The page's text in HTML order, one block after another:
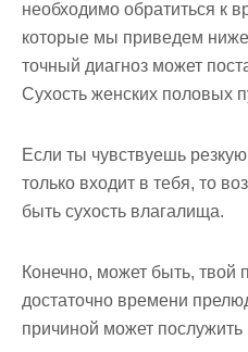
необходимо обратиться к
которые мы приведем
точный диагноз может
Сухость женских половых
Если ты чувствуешь
только входит в тебя, то
быть сухость влагалища.
Конечно, может быть, твой
достаточно времени
причиной может